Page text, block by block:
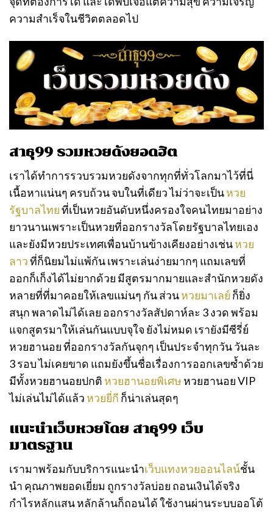
ความสำเร็จในชีวิตตลอดไป
สาธุ99 รวมหวยดังยอดฮิต
เราได้ทำการรวบรวมหวยดังจากทุกที่ทั่วโลกมาไว้ที่นี่
เนื้อหาแน่นๆ ครบถ้วน จบในที่เดียว ไม่ว่าจะเป็นหวย
รัฐบาลไทยที่เป็นหวยอันดับหนึ่งครองใจคนไทยมาอย่าง
ยาวนานเพราะเป็นหวยที่ออกรางวัลโดยรัฐบาลไทยเอง
และยังมีหวยประเทศเพื่อนบ้านข้างเคียงอย่างเช่นหวย
ลาวที่ก็นิยมไม่แพ้กัน เพราะเล่นง่ายมากๆ แถมเลขที่
ออกก็เก็งได้ไม่ยากด้วย มีสูตรมากมายและสำนักหวยดัง
หลายที่ที่มาคอยให้เลขแม่นๆ กัน ส่วนหวยมาเลย์ ก็ยิ่ง
สนุก พลาดไม่ได้เลย ออกรางวัลสัปดาห์ละ 3 งวด พร้อม
แจกสูตรมาให้เล่นกันแบบจุใจ ยังไม่หมด เรายังมีซีรี่ย์
หวยฮานอย ที่ออกรางวัลกันจุกๆ เป็นประจำทุกวัน วันละ
3 รอบ ไม่เคยขาด แถมยังขึ้นชื่อเรื่องการออกเลขซ้ำด้วย
มีทั้งหวยฮานอยปกติ หวยฮานอยพิเศษ หวยฮานอย VIP
ไม่เล่นไม่ได้แล้ว หวยยี่กี ก็น่าเล่นสุดๆ
แนะนำเว็บหวยโดย สาธุ99 เว็บ
มาตรฐาน
เรามาพร้อมกับบริการแนะนำเว็บแทงหวยออนไลน์ชั้น
นำ คุณภาพยอดเยี่ยม ถูกรางวัลบ่อย ถอนเงินได้จริง
กำไรหลักแสน หลักล้านก็ถอนได้ ใช้งานผ่านระบบออโต้